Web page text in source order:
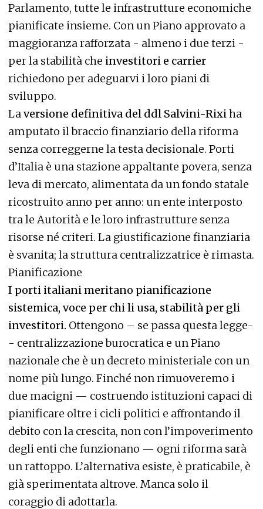
Parlamento, tutte le infrastrutture economiche
pianificate insieme. Con un Piano approvato a
maggioranza rafforzata - almeno i due terzi -
per la stabilità che investitori e carrier
richiedono per adeguarvi i loro piani di
sviluppo.
Laversione definitiva del ddl Salvini-Rixiha
amputato il braccio finanziario della riforma
senza correggerne la testa decisionale. Porti
d’Italia è una stazione appaltante povera, senza
leva di mercato, alimentata da un fondo statale
ricostruito anno per anno: un ente interposto
tra le Autorità e le loro infrastrutture senza
risorse né criteri. La giustificazione finanziaria
è svanita; la struttura centralizzatrice è rimasta.
Pianificazione
I porti italiani meritano pianificazione
sistemica, voce per chi li usa, stabilità per gli
investitori. Ottengono – se passa questa legge-
- centralizzazione burocratica e un Piano
nazionale che è un decreto ministeriale con un
nome più lungo. Finché non rimuoveremo i
due macigni — costruendo istituzioni capaci di
pianificare oltre i cicli politici e affrontando il
debito con la crescita, non con l’impoverimento
degli enti che funzionano — ogni riforma sarà
un rattoppo. L’alternativa esiste, è praticabile, è
già sperimentata altrove. Manca solo il
coraggio di adottarla.